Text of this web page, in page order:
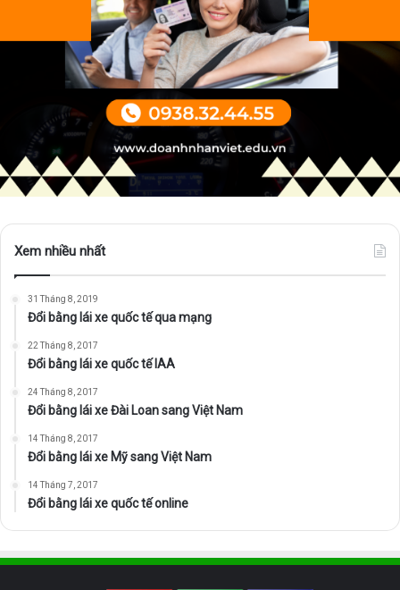
Xem nhiều nhất
31 Tháng 8, 2019
Đổi bằng lái xe quốc tế qua mạng
22 Tháng 8, 2017
Đổi bằng lái xe quốc tế IAA
24 Tháng 8, 2017
Đổi bằng lái xe Đài Loan sang Việt Nam
14 Tháng 8, 2017
Đổi bằng lái xe Mỹ sang Việt Nam
14 Tháng 7, 2017
Đổi bằng lái xe quốc tế online